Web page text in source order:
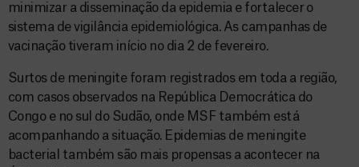
minimizar a disseminação da epidemia e fortalecer o
sistema de vigilância epidemiológica. As campanhas de
vacinação tiveram início no dia 2 de fevereiro.
Surtos de meningite foram registrados em toda a região,
com casos observados na República Democrática do
Congo e no sul do Sudão, onde MSF também está
acompanhando a situação. Epidemias de meningite
bacterial também são mais propensas a acontecer na